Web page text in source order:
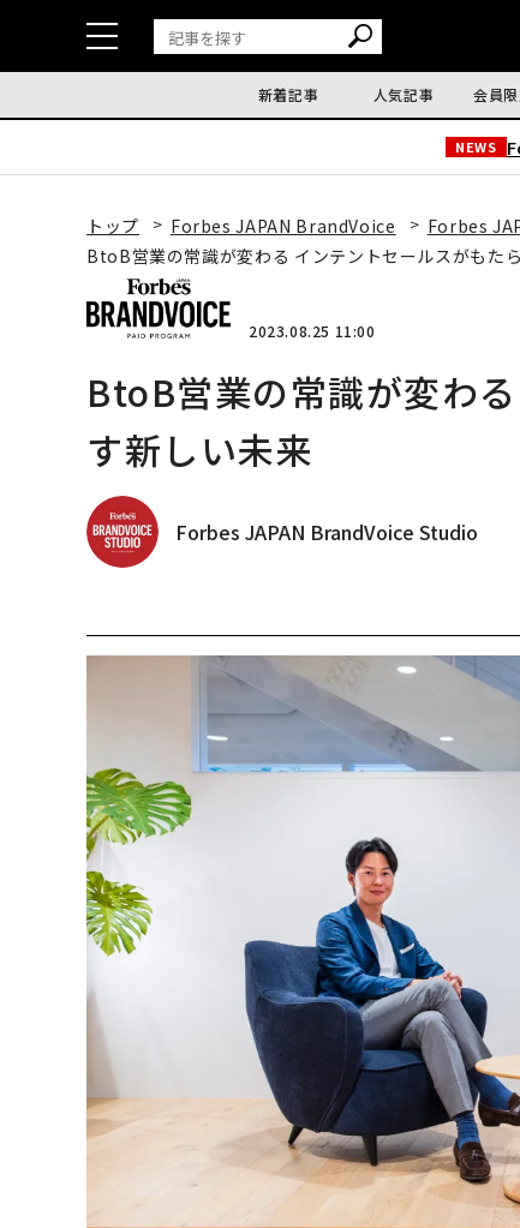
新着記事 人気記事 会員
NEWS
トップ Forbes JAPAN BrandVoice
Forbes
BtoB営業の常識が変わる インテントセールスがもた
2023.08.25 11:00
BtoB営業の常識が変わ
す新しい未来
Forbes JAPAN BrandVoice Studio